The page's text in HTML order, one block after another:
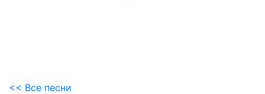
<< Все песни